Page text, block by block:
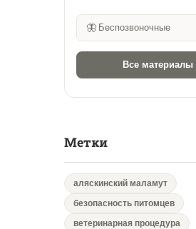
🦋 Беспозвоночные
Все
Метки
аляскинский маламут
безопасность питомцев
ветеринарная процедура